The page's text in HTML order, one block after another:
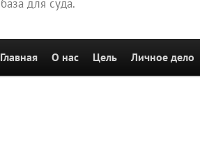
база для суда.
Перейти к основному содержимому
Главная О нас Цель Личное дело